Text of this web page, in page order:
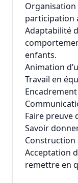
Organisation
participation
Adaptabilité
enfants.
Animation
Travail en
Faire preuve
Savoir
Construction
Acceptation
remettre en